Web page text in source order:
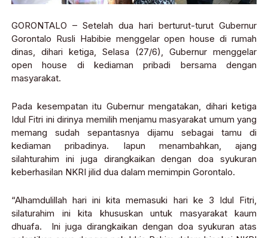
GORONTALO – Setelah dua hari berturut-turut Gubernur
Gorontalo Rusli Habibie menggelar open house di rumah
dinas, dihari ketiga, Selasa (27/6), Gubernur menggelar
open house di kediaman pribadi bersama dengan
masyarakat.
Pada kesempatan itu Gubernur mengatakan, dihari ketiga
Idul Fitri ini dirinya memilih menjamu masyarakat umum yang
memang sudah sepantasnya dijamu sebagai tamu di
kediaman pribadinya. Iapun menambahkan, ajang
silahturahim ini juga dirangkaikan dengan doa syukuran
keberhasilan NKRI jilid dua dalam memimpin Gorontalo.
“Alhamdulillah hari ini kita memasuki hari ke 3 Idul Fitri,
silaturahim ini kita khususkan untuk masyarakat kaum
dhuafa. Ini juga dirangkaikan dengan doa syukuran atas